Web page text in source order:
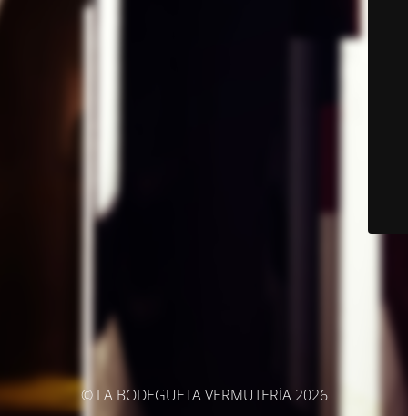
© LA BODEGUETA VERMUTERÍA 2026